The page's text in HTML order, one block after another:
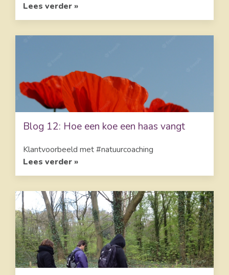
Lees verder »
Blog 12: Hoe een koe een haas vangt
Klantvoorbeeld met #natuurcoaching
Lees verder »